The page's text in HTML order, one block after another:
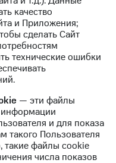
качество
и Приложения;
сделать Сайт
технические ошибки
— эти файлы
и для показа
такого Пользователя
такие файлы cookie
числа показов